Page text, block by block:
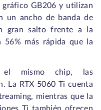
gráfico GB206 y utilizan
un ancho de banda de
gran salto frente a la
56% más rápida que la
el mismo chip, las
La RTX 5060 Ti cuenta
mientras que la